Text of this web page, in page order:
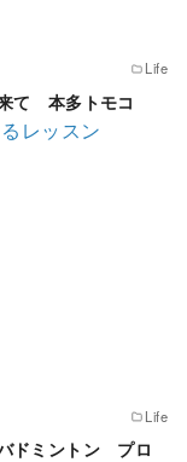
Life
て 本多トモコ
Life
ドミントン プロ